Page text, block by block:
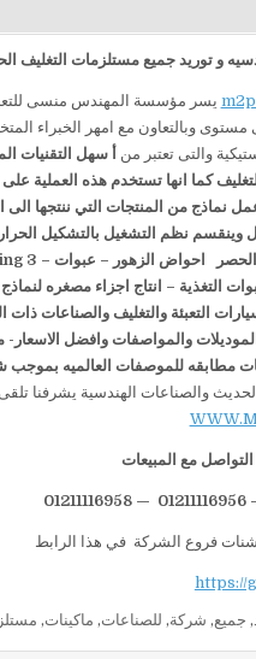
و توريد جميع مستلزمات التغليف
مستوى وبالتعاون مع امهر الخبراء
والتى تعتبر من أسهل التقنيات
كما انها تستخدم هذه العملية
نماذج من المنتجات التي ننتجها
وينقسم نظم التشغيل بالتشكيل الحراري
3 – احواض الزهور – عبوات
التغذية – انتاج اجزاء مصغره
التعبئة والتغليف والصناعات ذات
والمواصفات وافضل الاسعار-
مطابقه للموصفات العالميه بموجب
مع المبيعات
11116956 — 01211116958
فروع الشركة في هذا الرابط
https://
, جميع, شركة, للصناعات, ماكينات,